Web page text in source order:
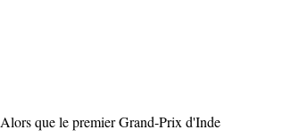
Alors que le premier Grand-Prix d'Inde